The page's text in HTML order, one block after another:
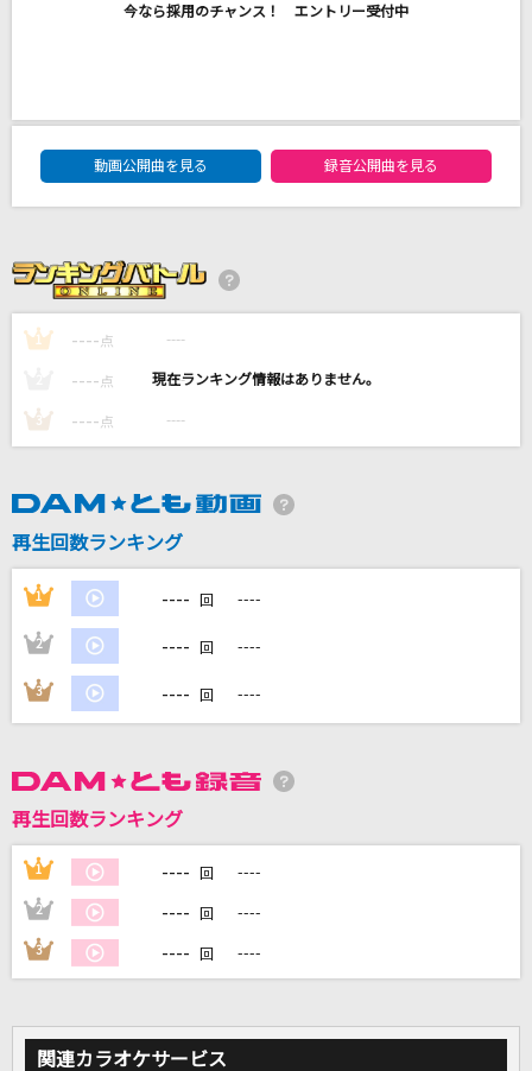
サザンオールスターズ
back number
[生音]君の知らない物語
[生音]紋白蝶 feat. 石原慎也 (Saucy Dog)
Blooming Days
加賀美茉莉
DAMの新曲・ランキングなど
カラオケ最新情報をチェック！
カラオケをもっと楽しもう！
家族や友達と一緒に！練習にも！
今なら採用のチャンス！ エントリー受付中
DAM★ともボーカルエントリーランキング
動画公開曲を見る
録音公開曲を見る
1 ---- 点 ----
---- 点 ----
3 ---- 点 ----
再生回数ランキング
1 ---- 回 ----
2 ---- 回 ----
3 ---- 回 ----
再生回数ランキング
1 ---- 回 ----
2 ---- 回 ----
3 ---- 回 ----
関連カラオケサービス